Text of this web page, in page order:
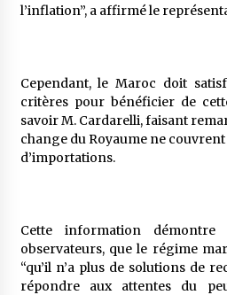
l’inflation”, a affirmé le
Cependant, le Maroc doit
critères pour bénéficier de
savoir M. Cardarelli, faisant
change du Royaume ne
d’importations.
Cette information démontre
observateurs, que le régime
“qu’il n’a plus de solutions de
répondre aux attentes du